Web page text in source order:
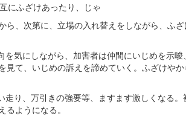
にふざけあったり、じゃ
、次第に、立場の入れ替えをしながら、ふ
気にしながら、加害者は仲間にいじめを示唆
て、いじめの訴えを諦めていく。ふざけやか
走り、万引きの強要等、ますます激しくなる
ようになる。